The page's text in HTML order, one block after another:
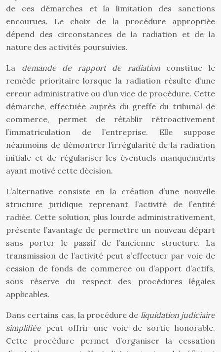
de ces démarches et la limitation des sanctions
encourues. Le choix de la procédure appropriée
dépend des circonstances de la radiation et de la
nature des activités poursuivies.
La demande de rapport de radiationconstitue le
remède prioritaire lorsque la radiation résulte d’une
erreur administrative ou d’un vice de procédure. Cette
démarche, effectuée auprès du greffe du tribunal de
commerce, permet de rétablir rétroactivement
l’immatriculation de l’entreprise. Elle suppose
néanmoins de démontrer l’irrégularité de la radiation
initiale et de régulariser les éventuels manquements
ayant motivé cette décision.
L’alternative consiste en la création d’une nouvelle
structure juridique reprenant l’activité de l’entité
radiée. Cette solution, plus lourde administrativement,
présente l’avantage de permettre un nouveau départ
sans porter le passif de l’ancienne structure. La
transmission de l’activité peut s’effectuer par voie de
cession de fonds de commerce ou d’apport d’actifs,
sous réserve du respect des procédures légales
applicables.
Dans certains cas, la procédure de liquidation judiciaire
simplifiéepeut offrir une voie de sortie honorable.
Cette procédure permet d’organiser la cessation